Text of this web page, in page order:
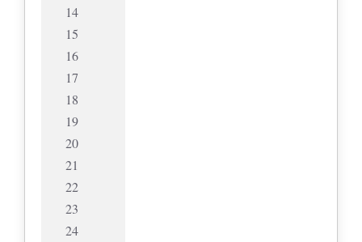
14
15
16
17
18
19
20
21
22
23
24